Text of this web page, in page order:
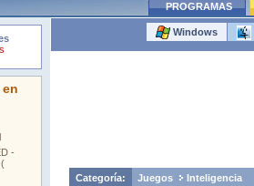
PROGRAMAS
Windows
Categoría: Juegos Inteligencia